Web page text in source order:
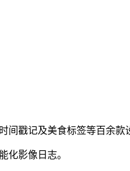
间戳记及美食标签等百余款
化影像日志。